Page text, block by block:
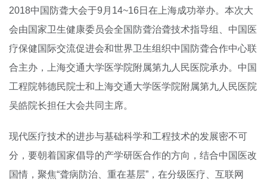
2018中国防聋大会于9月14~16日在上海成功举办。本次大
会由国家卫生健康委员会全国防聋治聋技术指导组、中国医
疗保健国际交流促进会和世界卫生组织中国防聋合作中心联
合主办，上海交通大学医学院附属第九人民医院承办。中国
工程院韩德民院士和上海交通大学医学院附属第九人民医院
吴皓院长担任大会共同主席。
现代医疗技术的进步与基础科学和工程技术的发展密不可
分，要朝着国家倡导的产学研医合作的方向，结合中国医改
国情，聚焦“聋病防治、重在基层”，在分级医疗、互联网